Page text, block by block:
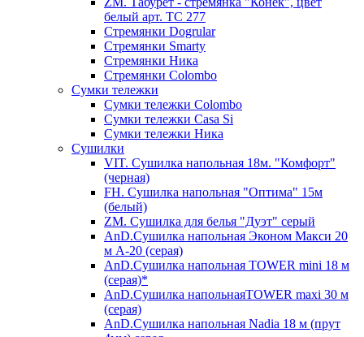
белый арт. ТС 277
Стремянки Dogrular
Стремянки Smarty
Стремянки Ника
Стремянки Сolombo
Сумки тележки
Сумки тележки Colombo
Сумки тележки Сasa Si
Сумки тележки Ника
Сушилки
VIT. Сушилка напольная 18м. "Комфорт"
(черная)
FH. Сушилка напольная "Оптима" 15м
(белый)
ZM. Сушилка для белья "Дуэт" серый
AnD.Сушилка напольная Эконом Макси 20
м А-20 (серая)
AnD.Сушилка напольная TOWER mini 18 м
(серая)*
AnD.Сушилка напольнаяTOWER maxi 30 м
(серая)
AnD.Сушилка напольная Nadia 18 м (прут